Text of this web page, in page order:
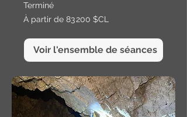
Terminé
À
partir
pesos
chiliens
À partir de 83 200 $CL
Voir l'ensemble de séances